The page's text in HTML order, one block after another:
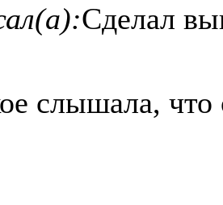
Сделал
слышала, что